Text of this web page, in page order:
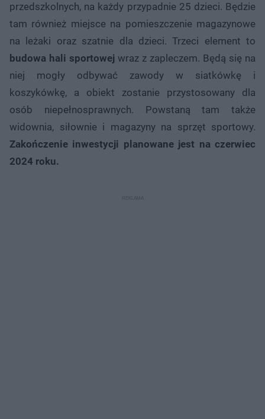
przedszkolnych, na każdy przypadnie 25 dzieci. Będzie
tam również miejsce na pomieszczenie magazynowe
na leżaki oraz szatnie dla dzieci. Trzeci element to
budowa hali sportowej wraz z zapleczem. Będą się na
niej mogły odbywać zawody w siatkówkę i
koszykówkę, a obiekt zostanie przystosowany dla
osób niepełnosprawnych. Powstaną tam także
widownia, siłownie i magazyny na sprzęt sportowy.
Zakończenie inwestycji planowane jest na czerwiec
2024 roku.